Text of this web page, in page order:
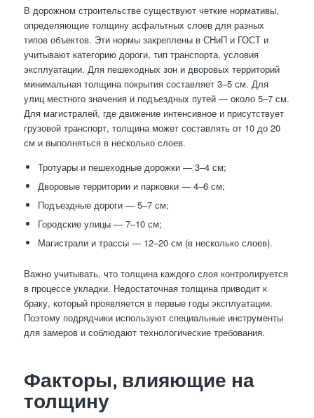
В дорожном строительстве существуют четкие нормативы,
определяющие толщину асфальтных слоев для разных
типов объектов. Эти нормы закреплены в СНиП и ГОСТ и
учитывают категорию дороги, тип транспорта, условия
эксплуатации. Для пешеходных зон и дворовых территорий
минимальная толщина покрытия составляет 3–5 см. Для
улиц местного значения и подъездных путей — около 5–7 см.
Для магистралей, где движение интенсивное и присутствует
грузовой транспорт, толщина может составлять от 10 до 20
см и выполняться в несколько слоев.
Тротуары и пешеходные дорожки — 3–4 см;
Дворовые территории и парковки — 4–6 см;
Подъездные дороги — 5–7 см;
Городские улицы — 7–10 см;
Магистрали и трассы — 12–20 см (в несколько слоев).
Важно учитывать, что толщина каждого слоя контролируется
в процессе укладки. Недостаточная толщина приводит к
браку, который проявляется в первые годы эксплуатации.
Поэтому подрядчики используют специальные инструменты
для замеров и соблюдают технологические требования.
Факторы, влияющие на
толщину